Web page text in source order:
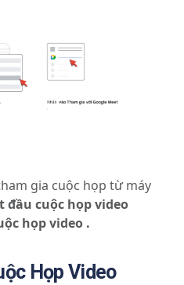
gia cuộc họp từ máy
đầu cuộc họp video
họp video .
Họp Video